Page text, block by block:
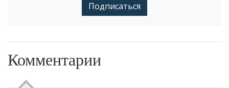
Подписаться
Комментарии